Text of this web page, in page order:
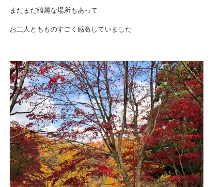
まだまだ綺麗な場所もあって
お二人ともものすごく感激していました